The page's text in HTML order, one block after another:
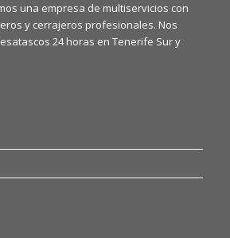
una empresa de multiservicios con
y cerrajeros profesionales. Nos
24 horas en Tenerife Sur y